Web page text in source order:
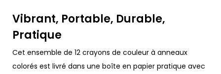
Vibrant, Portable, Durable,
Pratique
Cet ensemble de 12 crayons de couleur à anneaux
colorés est livré dans une boîte en papier pratique avec